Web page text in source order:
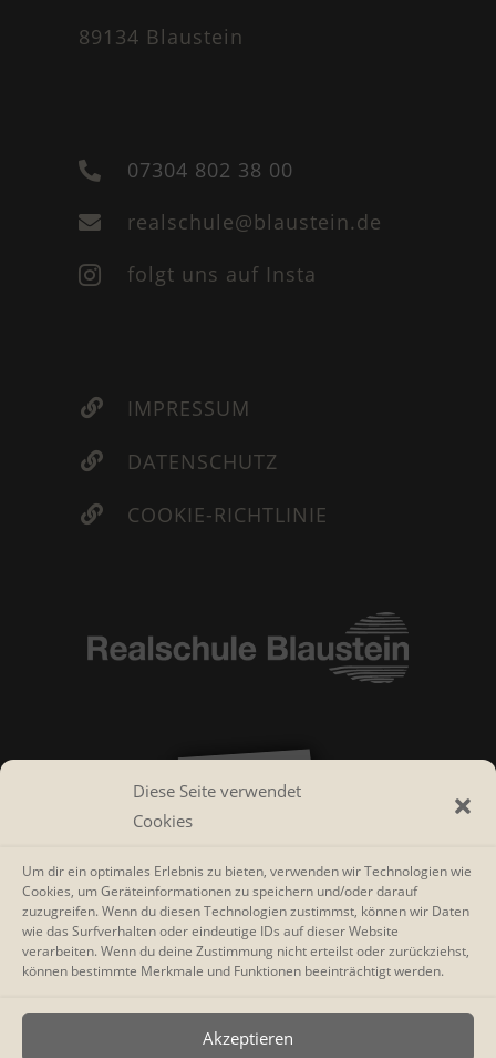
Diese Seite verwendet
Cookies
Um dir ein optimales Erlebnis zu bieten, verwenden wir Technologien wie
Cookies, um Geräteinformationen zu speichern und/oder darauf
zuzugreifen. Wenn du diesen Technologien zustimmst, können wir Daten
wie das Surfverhalten oder eindeutige IDs auf dieser Website
verarbeiten. Wenn du deine Zustimmung nicht erteilst oder zurückziehst,
können bestimmte Merkmale und Funktionen beeinträchtigt werden.
Akzeptieren
89134 Blaustein
 07304 802 38 00
 realschule@blaustein.de
 folgt uns auf Insta
 IMPRESSUM
 DATENSCHUTZ
 COOKIE-RICHTLINIE